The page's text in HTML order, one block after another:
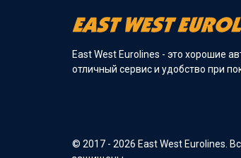
East West Eurolines - это хорошие
отличный сервис и удобство при
© 2017 - 2026 East West Eurolines.